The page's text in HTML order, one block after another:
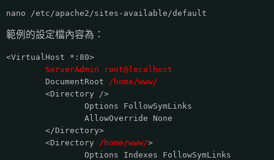
nano /etc/apache2/sites-available/default
範例的設定檔內容為：
<VirtualHost *:80>
ServerAdmin root@localhost
DocumentRoot
/home/www/
<Directory />
Options FollowSymLinks
AllowOverride None
</Directory>
<Directory
/home/www/>
Options Indexes FollowSymLinks